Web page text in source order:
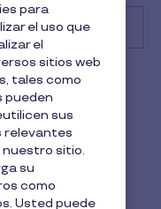
entre
tipo
para
el uso que
el
sitios web
tales como
pueden
sus
relevantes
sitio.
su
como
Usted puede